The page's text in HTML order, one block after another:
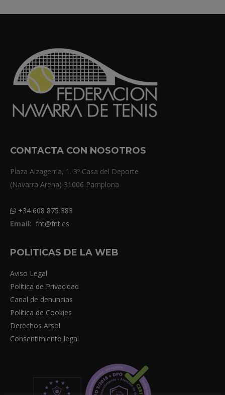
CONTACTA CON NOSOTROS
Plaza Aizagerria, 1. 3º Casa del Deporte
(Navarra Arena) 31006 Pamplona
+34 608 875 383
Email: fnt@fnt.es
POLITICAS DE LA WEB
Aviso Legal
Política de Privacidad
Canal de denuncias
Política de Cookies
Derechos Arsol
Consentimiento legal